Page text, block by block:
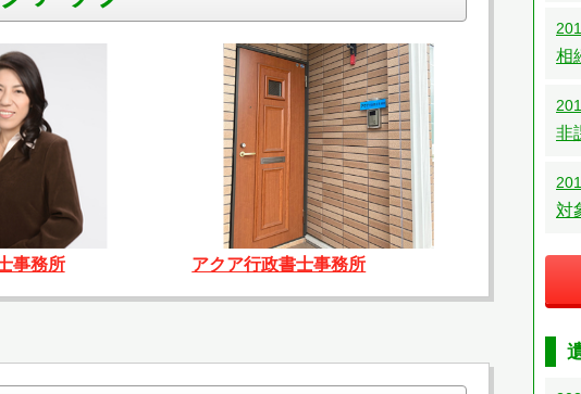
事務所 アクア行政書士事務所
相
非
対